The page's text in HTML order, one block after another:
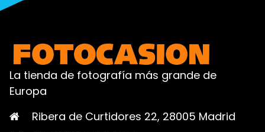
La tienda de fotografía más grande de
Europa
Ribera de Curtidores 22, 28005 Madrid